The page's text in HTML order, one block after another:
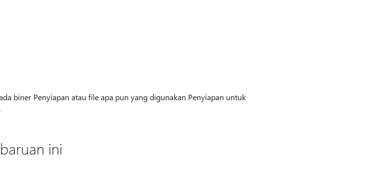
biner Penyiapan atau file apa pun yang digunakan Penyiapan untuk
ini